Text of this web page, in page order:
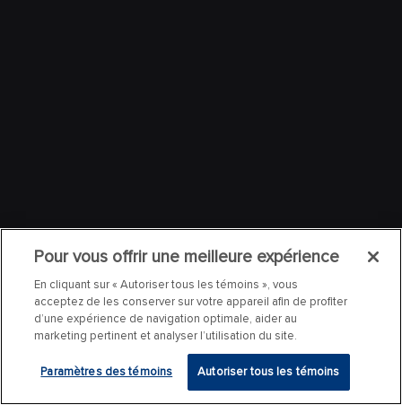
Pour vous offrir une meilleure expérience
En cliquant sur « Autoriser tous les témoins », vous
acceptez de les conserver sur votre appareil afin de profiter
d’une expérience de navigation optimale, aider au
marketing pertinent et analyser l’utilisation du site.
Paramètres des témoins Autoriser tous les témoins